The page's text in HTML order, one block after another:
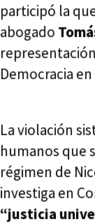
participó la
abogado
Democracia en
La violación
humanos que
régimen de
investiga en
“justicia